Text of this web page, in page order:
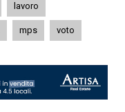
lavoro
mps voto